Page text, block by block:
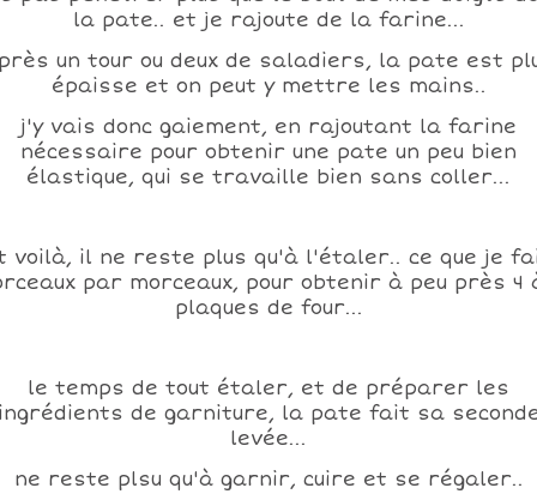
la pate.. et je rajoute de la farine...
un tour ou deux de saladiers, la pate est
épaisse et on peut y mettre les mains..
j'y vais donc gaiement, en rajoutant la farine
nécessaire pour obtenir une pate un peu bien
élastique, qui se travaille bien sans coller...
voilà, il ne reste plus qu'à l'étaler.. ce que je
par morceaux, pour obtenir à peu près 4
plaques de four...
le temps de tout étaler, et de préparer les
de garniture, la pate fait sa
levée...
ne reste plsu qu'à garnir, cuire et se régaler..